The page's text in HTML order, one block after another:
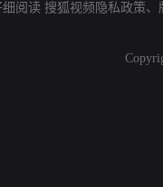
阅读 搜狐视频隐私政策、